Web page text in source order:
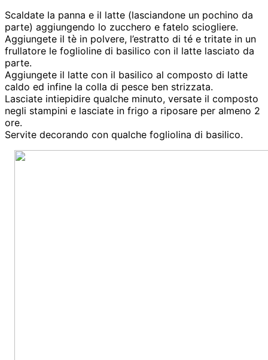
Scaldate la panna e il latte (lasciandone un pochino da
parte) aggiungendo lo zucchero e fatelo sciogliere.
Aggiungete il tè in polvere, l’estratto di té e tritate in un
frullatore le foglioline di basilico con il latte lasciato da
parte.
Aggiungete il latte con il basilico al composto di latte
caldo ed infine la colla di pesce ben strizzata.
Lasciate intiepidire qualche minuto, versate il composto
negli stampini e lasciate in frigo a riposare per almeno 2
ore.
Servite decorando con qualche fogliolina di basilico.